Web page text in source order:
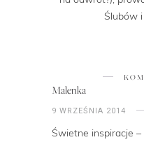
Ślubów
Malenka
9 WRZEŚNIA 2014
Świetne inspiracje –